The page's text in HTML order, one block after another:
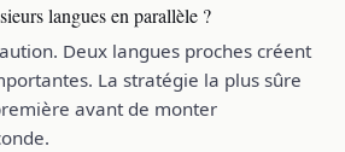
langues en parallèle ?
Deux langues proches créent
La stratégie la plus sûre
avant de monter